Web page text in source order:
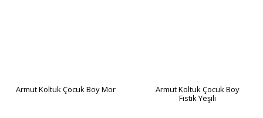
Armut Koltuk Çocuk Boy Mor
Armut Koltuk Çocuk Boy
Fıstık Yeşili